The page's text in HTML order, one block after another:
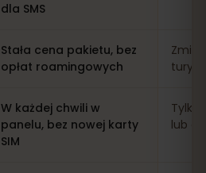
dla SMS
Stała cena pakietu, bez
opłat roamingowych
W każdej chwili w
panelu, bez nowej karty
SIM
Tylko
lub